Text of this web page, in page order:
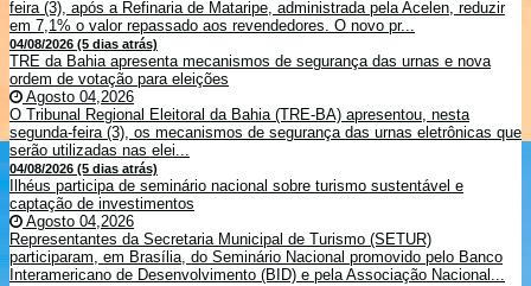
feira (3), após a Refinaria de Mataripe, administrada pela Acelen, reduzir
em 7,1% o valor repassado aos revendedores. O novo pr...
04/08/2026 (5 dias atrás)
TRE da Bahia apresenta mecanismos de segurança das urnas e nova
ordem de votação para eleições
Agosto 04,2026
O Tribunal Regional Eleitoral da Bahia (TRE-BA) apresentou, nesta
segunda-feira (3), os mecanismos de segurança das urnas eletrônicas que
serão utilizadas nas elei...
04/08/2026 (5 dias atrás)
Ilhéus participa de seminário nacional sobre turismo sustentável e
captação de investimentos
Agosto 04,2026
Representantes da Secretaria Municipal de Turismo (SETUR)
participaram, em Brasília, do Seminário Nacional promovido pelo Banco
Interamericano de Desenvolvimento (BID) e pela Associação Nacional...